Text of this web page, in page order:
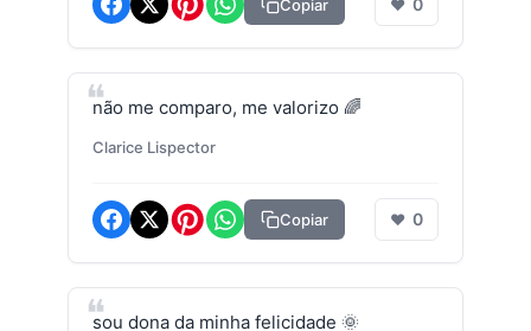
Copiar ❤
não me comparo, me valorizo 🌈
Clarice Lispector
Copiar ❤ 0
sou dona da minha felicidade 🌞